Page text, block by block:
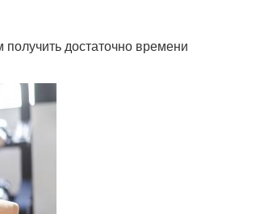
достаточно времени